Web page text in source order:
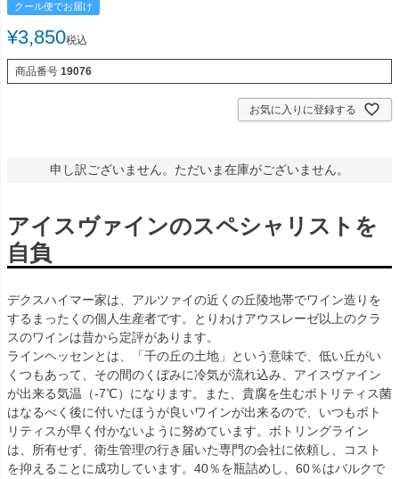
クール便でお届け
¥3,850税込
商品番号 19076
お気に入りに登録する
申し訳ございません。ただいま在庫がございません。
アイスヴァインのスペシャリストを
自負
デクスハイマー家は、アルツァイの近くの丘陵地帯でワイン造りを
するまったくの個人生産者です。とりわけアウスレーゼ以上のクラ
スのワインは昔から定評があります。
ラインヘッセンとは、「千の丘の土地」という意味で、低い丘がい
くつもあって、その間のくぼみに冷気が流れ込み、アイスヴァイン
が出来る気温（-7℃）になります。また、貴腐を生むボトリティス菌
はなるべく後に付いたほうが良いワインが出来るので、いつもボト
リティスが早く付かないように努めています。ボトリングライン
は、所有せず、衛生管理の行き届いた専門の会社に依頼し、コスト
を抑えることに成功しています。40％を瓶詰めし、60％はバルクで